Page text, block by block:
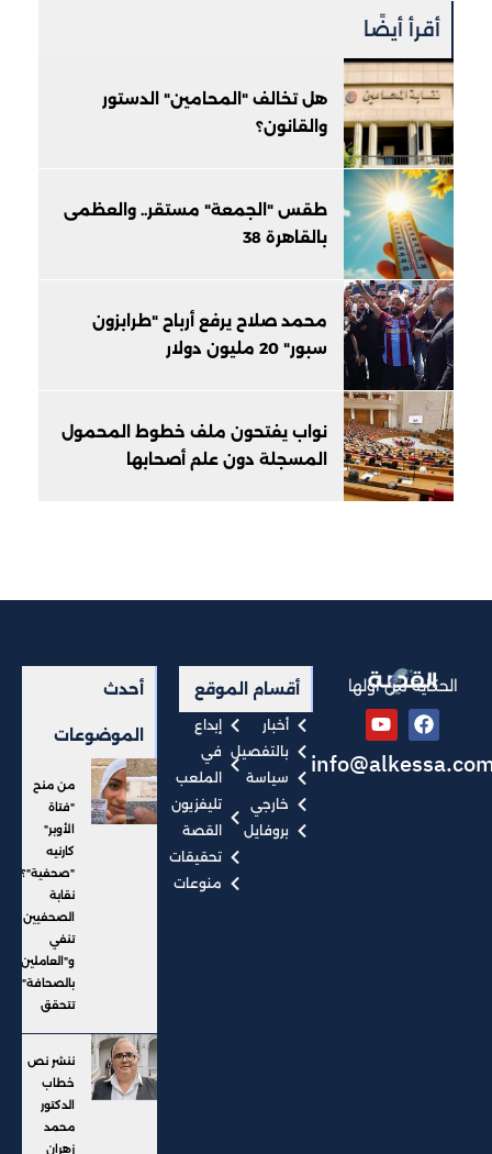
أقرأ أيضًا
هل تخالف "المحامين" الدستور
والقانون؟
طقس "الجمعة" مستقر.. والعظمى
بالقاهرة 38
محمد صلاح يرفع أرباح "طرابزون
سبور" 20 مليون دولار
نواب يفتحون ملف خطوط المحمول
المسجلة دون علم أصحابها
الحكاية من أولها أقسام الموقع
أخبار
بالتفصيل
سياسة
خارجي
بروفايل
إبداع
في
الملعب
تليفزيون
القصة
تحقيقات
منوعات
أحدث
الموضوعات
من منح
"فتاة
الأوبر"
كارنيه
"صحفية"؟..
نقابة
الصحفيين
تنفي
و"العاملين
بالصحافة"
تتحقق
ننشر نص
خطاب
الدكتور
محمد
زهران